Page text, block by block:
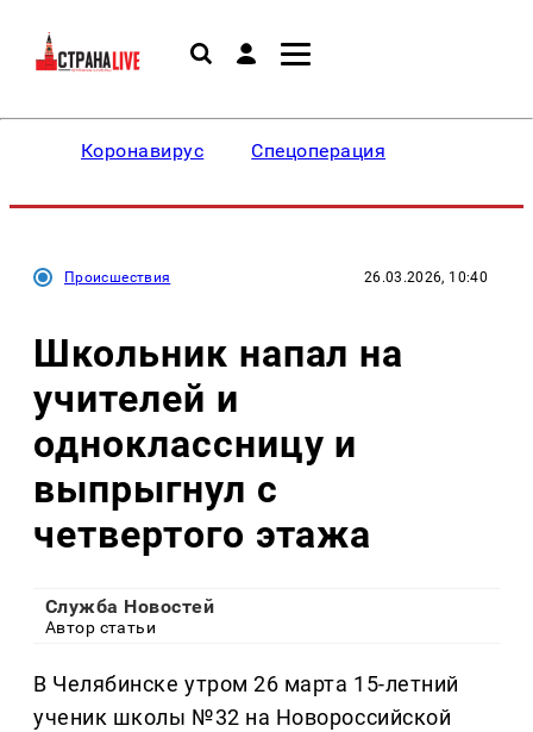
Коронавирус Спецоперация
Происшествия 26.03.2026, 10:40
Школьник напал на
учителей и
одноклассницу и
выпрыгнул с
четвертого этажа
Служба Новостей
Автор статьи
В Челябинске утром 26 марта 15-летний
ученик школы №32 на Новороссийской